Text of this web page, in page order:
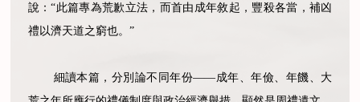
說：“此篇專為荒歉立法，而首由成年敘起，豐殺各當，補凶
禮以濟天道之窮也。”
細讀本篇，分別論不同年份——成年、年儉、年饑、大